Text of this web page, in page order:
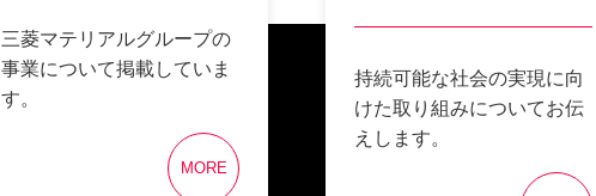
三菱マテリアルグループの
事業について掲載していま
す。
MORE
持続可能な社会の実現に向
けた取り組みについてお伝
えします。